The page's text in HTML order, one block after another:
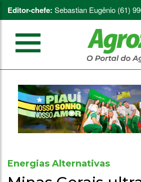
Editor-chefe: Sebastian Eugênio (61)
Energias Alternativas